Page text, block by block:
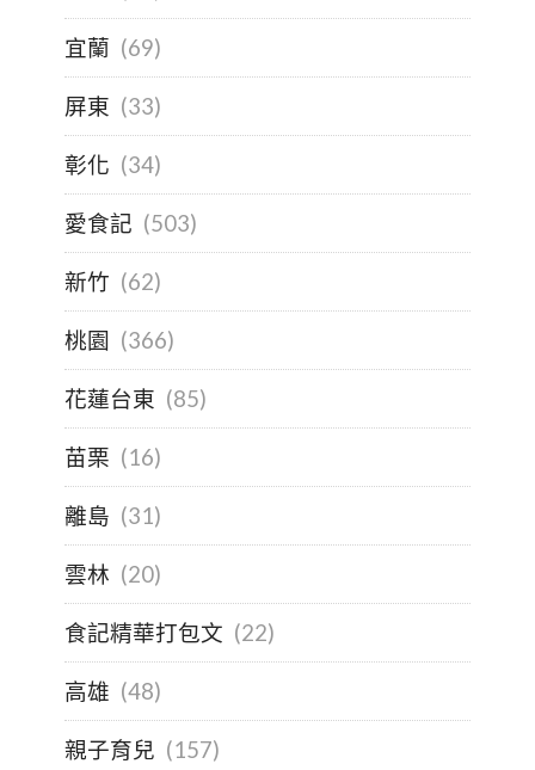
宜蘭 (69)
屏東 (33)
彰化 (34)
愛食記 (503)
新竹 (62)
桃園 (366)
花蓮台東 (85)
苗栗 (16)
離島 (31)
雲林 (20)
食記精華打包文 (22)
高雄 (48)
親子育兒 (157)